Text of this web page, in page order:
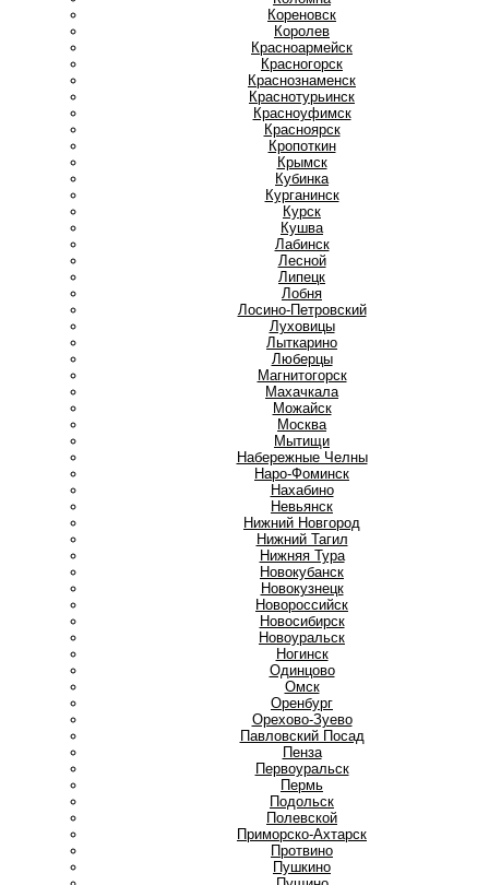
Кореновск
Королев
Красноармейск
Красногорск
Краснознаменск
Краснотурьинск
Красноуфимск
Красноярск
Кропоткин
Крымск
Кубинка
Курганинск
Курск
Кушва
Лабинск
Лесной
Липецк
Лобня
Лосино-Петровский
Луховицы
Лыткарино
Люберцы
Магнитогорск
Махачкала
Можайск
Москва
Мытищи
Набережные Челны
Наро-Фоминск
Нахабино
Невьянск
Нижний Новгород
Нижний Тагил
Нижняя Тура
Новокубанск
Новокузнецк
Новороссийск
Новосибирск
Новоуральск
Ногинск
Одинцово
Омск
Оренбург
Орехово-Зуево
Павловский Посад
Пенза
Первоуральск
Пермь
Подольск
Полевской
Приморско-Ахтарск
Протвино
Пушкино